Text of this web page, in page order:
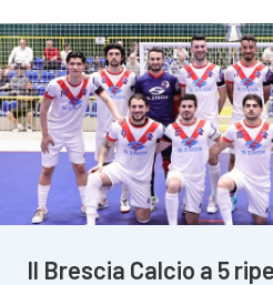
Il Brescia Calcio a 5